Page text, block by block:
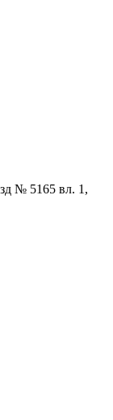
№ 5165 вл. 1,